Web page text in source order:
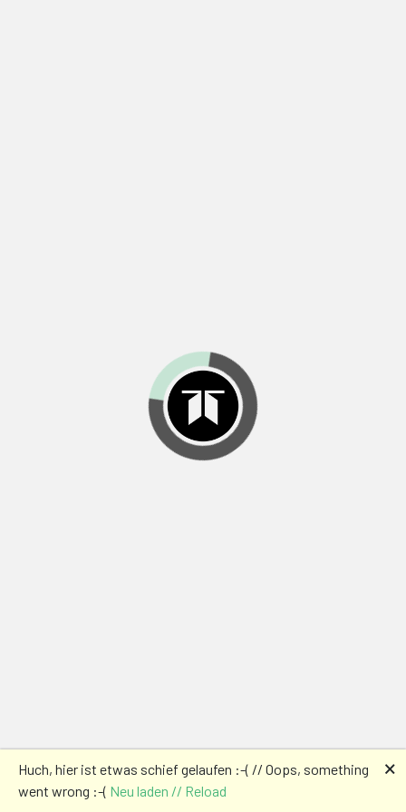
Huch, hier ist etwas schief gelaufen :-( // Oops, something
went wrong :-( Neu laden // Reload
🗙